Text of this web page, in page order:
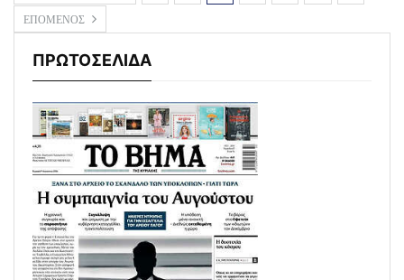
ΕΠΟΜΕΝΟΣ
ΠΡΩΤΟΣΕΛΙΔΑ